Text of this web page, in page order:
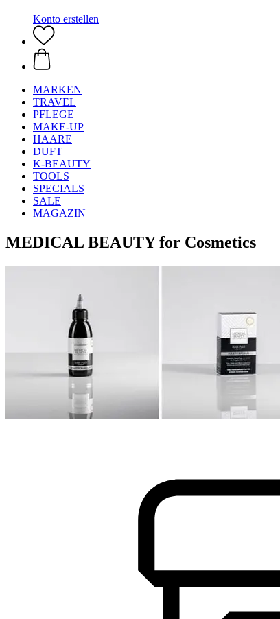
Konto erstellen
MARKEN
TRAVEL
PFLEGE
MAKE-UP
HAARE
DUFT
K-BEAUTY
TOOLS
SPECIALS
SALE
MAGAZIN
MEDICAL BEAUTY for Cosmetics